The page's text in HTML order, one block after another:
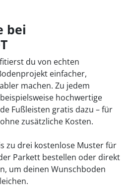
bei
du von echten
einfacher,
machen. Zu jedem
hochwertige
Fußleisten gratis dazu – für
zusätzliche Kosten.
zu drei kostenlose Muster für
Parkett bestellen oder direkt
um deinen Wunschboden